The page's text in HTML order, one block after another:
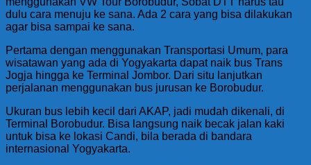
dulu cara menuju ke sana. Ada 2 cara yang bisa dilakukan
agar bisa sampai ke sana.
Pertama dengan menggunakan Transportasi Umum, para
wisatawan yang ada di Yogyakarta dapat naik bus Trans
Jogja hingga ke Terminal Jombor. Dari situ lanjutkan
perjalanan menggunakan bus jurusan ke Borobudur.
Ukuran bus lebih kecil dari AKAP, jadi mudah dikenali, di
Terminal Borobudur. Bisa langsung naik becak jalan kaki
untuk bisa ke lokasi Candi, bila berada di bandara
internasional Yogyakarta.